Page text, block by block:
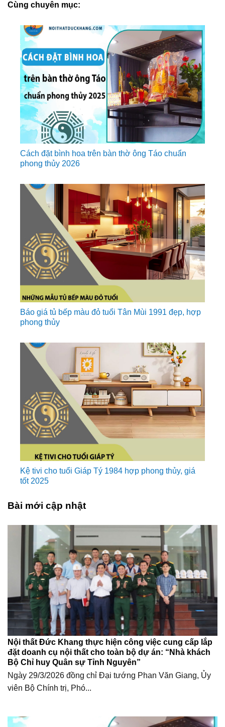
Cùng chuyên mục:
Cách đặt bình hoa trên bàn thờ ông Táo chuẩn
phong thủy 2026
Báo giá tủ bếp màu đỏ tuổi Tân Mùi 1991 đẹp, hợp
phong thủy
Kệ tivi cho tuổi Giáp Tý 1984 hợp phong thủy, giá
tốt 2025
Bài mới cập nhật
Nội thất Đức Khang thực hiện công việc cung cấp lắp
đặt doanh cụ nội thất cho toàn bộ dự án: “Nhà khách
Bộ Chỉ huy Quân sự Tỉnh Nguyên”
Ngày 29/3/2026 đồng chỉ Đại tướng Phan Văn Giang, Ủy
viên Bộ Chính trị, Phó...